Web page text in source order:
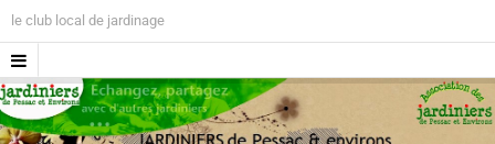
le club local de jardinage